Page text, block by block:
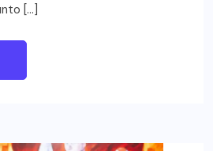
[…]